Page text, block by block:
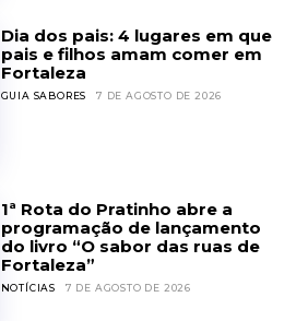
Dia dos pais: 4 lugares em que
pais e filhos amam comer em
Fortaleza
GUIA SABORES 7 DE AGOSTO DE 2026
1ª Rota do Pratinho abre a
programação de lançamento
do livro “O sabor das ruas de
Fortaleza”
NOTÍCIAS 7 DE AGOSTO DE 2026